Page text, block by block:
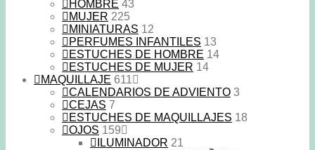
HOMBRE 43
MUJER 225
MINIATURAS 12
PERFUMES INFANTILES 13
ESTUCHES DE HOMBRE 14
ESTUCHES DE MUJER 14
MAQUILLAJE 611
CALENDARIOS DE ADVIENTO 3
CEJAS 7
ESTUCHES DE MAQUILLAJES 18
OJOS 159
ILUMINADOR 21